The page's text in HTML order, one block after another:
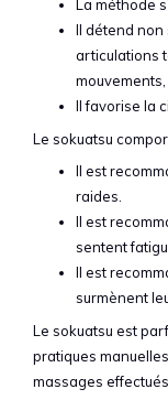
La méthode
Il détend non
articulations
mouvements,
Il favorise la
Le sokuatsu
Il est
raides.
Il est
sentent
Il est
surmènent
Le sokuatsu est
pratiques
massages